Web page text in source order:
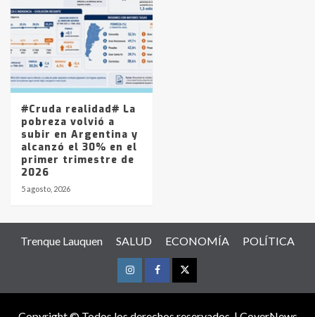
#Cruda realidad# La
pobreza volvió a
subir en Argentina y
alcanzó el 30% en el
primer trimestre de
2026
5 agosto, 2026
Trenque Lauquen SALUD ECONOMÍA POLÍTICA
InstagramFacebookTwitter